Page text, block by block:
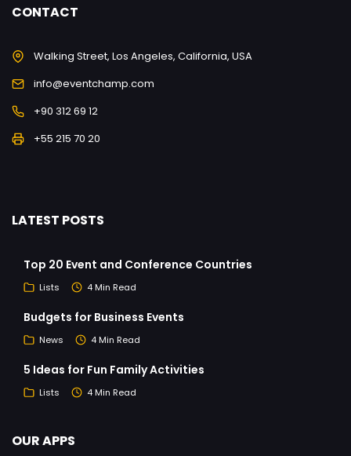
CONTACT
Walking Street, Los Angeles, California, USA
info@eventchamp.com
+90 312 69 12
+55 215 70 20
LATEST POSTS
Top 20 Event and Conference Countries
Lists 4 Min Read
Budgets for Business Events
News 4 Min Read
5 Ideas for Fun Family Activities
Lists 4 Min Read
OUR APPS